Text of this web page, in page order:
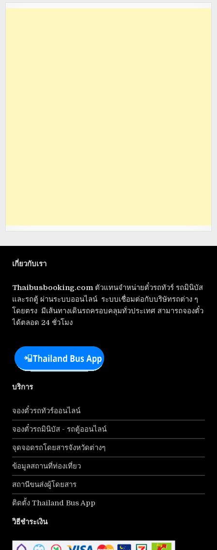
เกี่ยวกับเรา
Thaibusbooking.com ตัวแทนจำหน่ายตั๋วรถทัวร์ รถมินิบัส
และรถตู้ ผ่านระบบออนไลน์ ระบบเชื่อมต่อกับบริษัทรถต่าง ๆ
โดยตรง มีเส้นทางเดินรถครอบคลุมทั่วประเทศ สามารถจองตั๋ว
ได้ตลอด 24 ชั่วโมง
บริการ
จองตั๋วรถทัวร์ออนไลน์
จองตั๋วรถมินิบัส - รถตู้ออนไลน์
จุดจอดรถโดยสารจังหวัดต่างๆ
ข้อมูลสถานที่ท่องเที่ยว
สถานีขนส่งผู้โดยสาร
ติดตั้ง Thailand Bus App
วิธีชำระเงิน